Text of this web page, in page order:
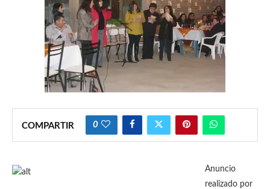
COMPARTIR 0
Anuncio
realizado por